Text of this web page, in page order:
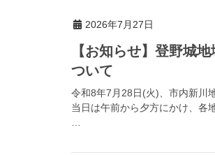
2026年7月27日
【お知らせ】登野城
ついて
令和8年7月28日(火)、市内新川
当日は午前から夕方にかけ、各